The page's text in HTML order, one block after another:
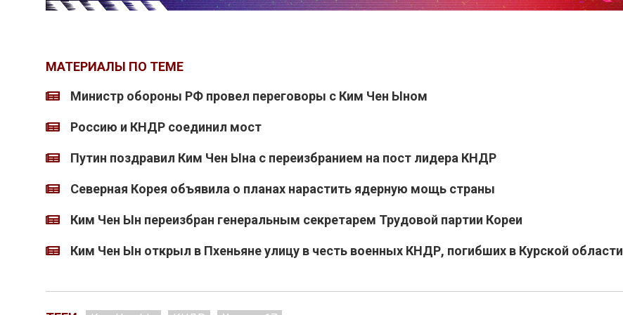
МАТЕРИАЛЫ ПО ТЕМЕ
Министр обороны РФ провел переговоры с Ким Чен Ыном
Россию и КНДР соединил мост
Путин поздравил Ким Чен Ына с переизбранием на пост лидера КНДР
Северная Корея объявила о планах нарастить ядерную мощь страны
Ким Чен Ын переизбран генеральным секретарем Трудовой партии Кореи
Ким Чен Ын открыл в Пхеньяне улицу в честь военных КНДР, погибших в Курской области